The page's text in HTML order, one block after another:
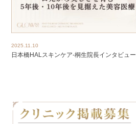
2025.11.10
日本橋HALスキンケア-桐生院長インタビュー